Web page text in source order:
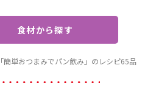
食材から探す
「簡単おつまみでパン飲み」のレシピ65品